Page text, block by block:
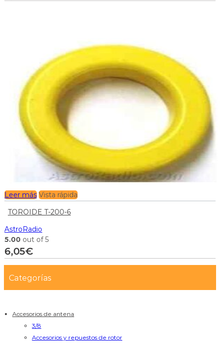
Leer más Vista rápida
TOROIDE T-200-6
AstroRadio
5.00 out of 5
6,05€
Categorías
Accesorios de antena
3/8
Accesorios y repuestos de rotor